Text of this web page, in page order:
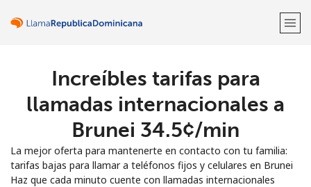
¡Bienvenido!
Regístrate con
Increíbles tarifas para
llamadas internacionales a
Brunei ⁦34.5¢⁩/min
La mejor oferta para mantenerte en contacto con tu familia:
tarifas bajas para llamar a teléfonos fijos y celulares en Brunei
Haz que cada minuto cuente con llamadas internacionales